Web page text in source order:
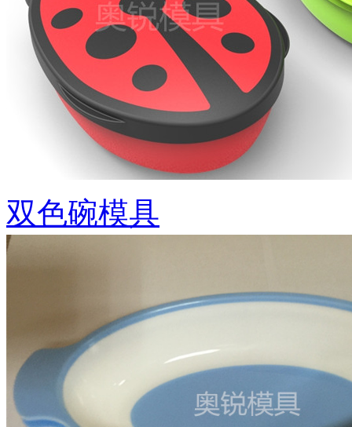
双色碗模具